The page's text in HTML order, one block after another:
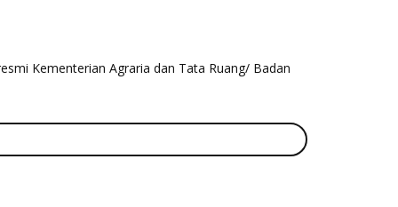
Kementerian Agraria dan Tata Ruang/ Badan